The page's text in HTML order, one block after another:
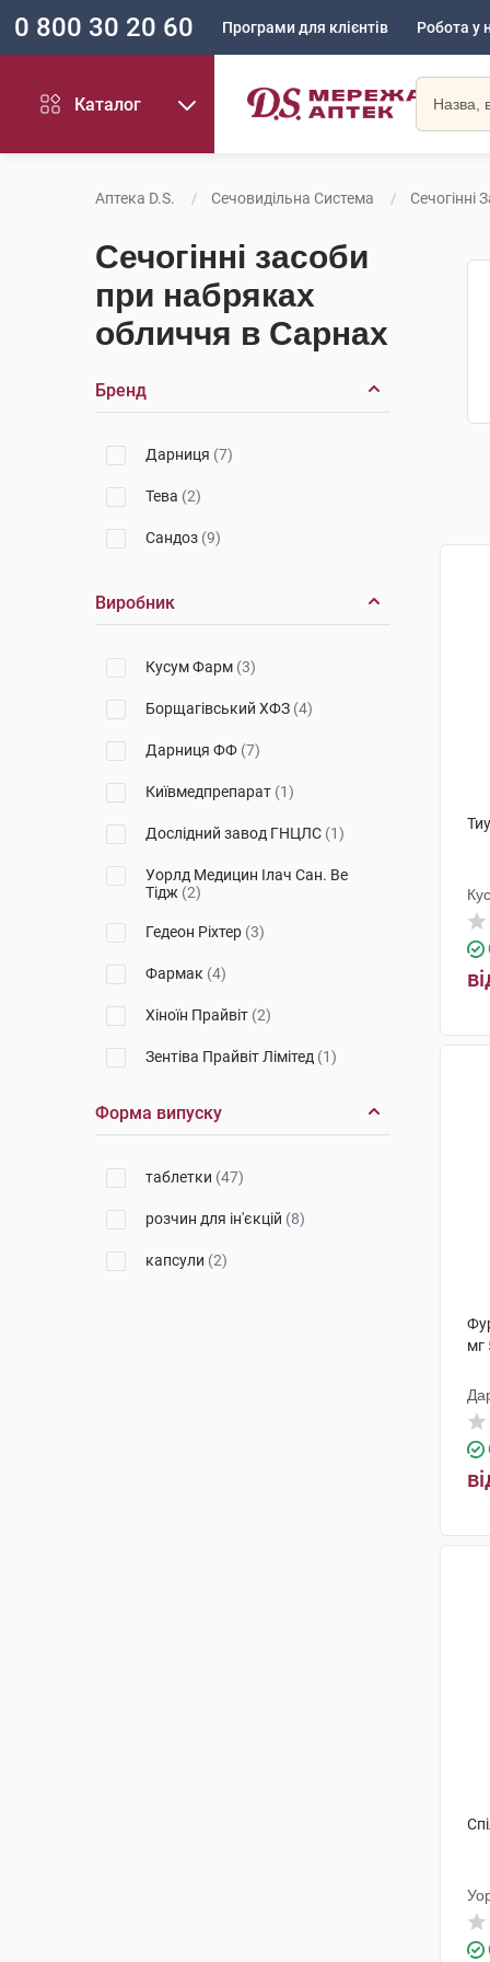
0 800 30 20 60 Програми для клієнтів Робота у
Каталог
Аптека D.S. Сечовидільна Система
Сечогінні засоби
при набряках
обличчя в Сарнах
Бренд
Дарниця (7)
Тева (2)
Сандоз (9)
Виробник
Кусум Фарм (3)
Борщагівський ХФЗ (4)
Дарниця ФФ (7)
Київмедпрепарат (1)
Дослідний завод ГНЦЛС (1)
Уорлд Медицин Ілач Сан. Ве
Тідж (2)
Гедеон Ріхтер (3)
Фармак (4)
Хіноїн Прайвіт (2)
Зентіва Прайвіт Лімітед (1)
Гледфарм ЛТД(2)
ПЛІВА Хрватска
Салютас Фарма(2)
Київський вітамінний завод
Форма випуску
таблетки (47)
розчин для ін'єкцій (8)
капсули (2)
мг